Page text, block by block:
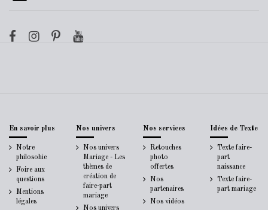
En savoir plus
Notre
philosohie
Foire aux
questions
Mentions
légales
Nos univers
Nos univers
Mariage - Les
thèmes de
création de
faire-part
mariage
Nos univers
Nos services
Retouches
photo
offertes
Nos
partenaires
Nos vidéos
Idées de Texte
Texte faire-
part
naissance
Texte faire-
part mariage